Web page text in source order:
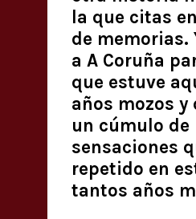
la que citas
de memorias.
a A Coruña
que estuve
años mozos y
un cúmulo de
sensaciones
repetido en
tantos años